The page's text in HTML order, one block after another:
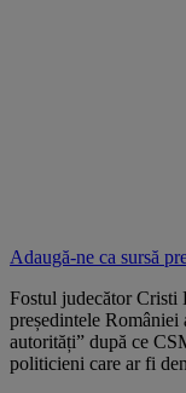
Adaugă-ne ca sursă
Fostul judecător Cristi
președintele
autorități” după ce
politicieni care ar fi